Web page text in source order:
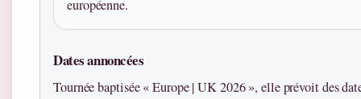
européenne.
Dates annoncées
Tournée baptisée « Europe | UK 2026 », elle prévoit des